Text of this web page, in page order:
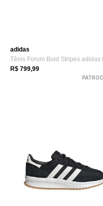
adidas
R$ 799,99